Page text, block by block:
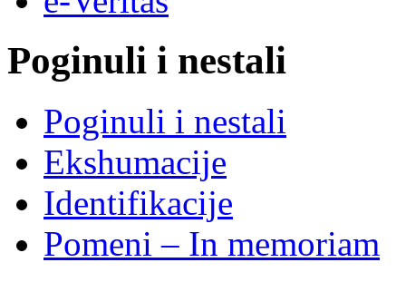
Poginuli i nestali
Poginuli i nestali
Ekshumacije
Identifikacije
Pomeni – In memoriam